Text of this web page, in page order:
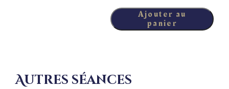
Ajouter au
panier
Autres séances